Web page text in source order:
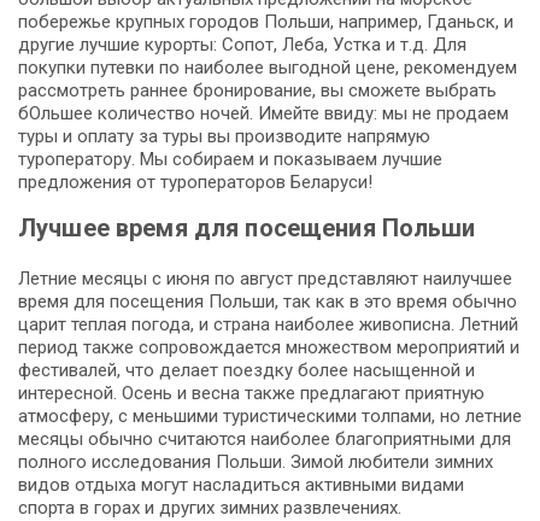
побережье крупных городов Польши, например, Гданьск, и
другие лучшие курорты: Сопот, Леба, Устка и т.д. Для
покупки путевки по наиболее выгодной цене, рекомендуем
рассмотреть раннее бронирование, вы сможете выбрать
бОльшее количество ночей. Имейте ввиду: мы не продаем
туры и оплату за туры вы производите напрямую
туроператору. Мы собираем и показываем лучшие
предложения от туроператоров Беларуси!
Лучшее время для посещения Польши
Летние месяцы с июня по август представляют наилучшее
время для посещения Польши, так как в это время обычно
царит теплая погода, и страна наиболее живописна. Летний
период также сопровождается множеством мероприятий и
фестивалей, что делает поездку более насыщенной и
интересной. Осень и весна также предлагают приятную
атмосферу, с меньшими туристическими толпами, но летние
месяцы обычно считаются наиболее благоприятными для
полного исследования Польши. Зимой любители зимних
видов отдыха могут насладиться активными видами
спорта в горах и других зимних развлечениях.